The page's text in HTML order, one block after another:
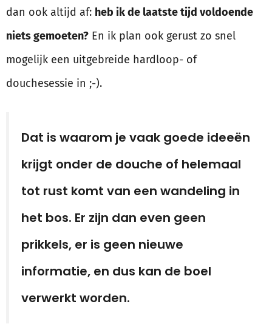
dan ook altijd af: heb ik de laatste tijd voldoende
niets gemoeten? En ik plan ook gerust zo snel
mogelijk een uitgebreide hardloop- of
douchesessie in ;-).
Dat is waarom je vaak goede ideeën
krijgt onder de douche of helemaal
tot rust komt van een wandeling in
het bos. Er zijn dan even geen
prikkels, er is geen nieuwe
informatie, en dus kan de boel
verwerkt worden.